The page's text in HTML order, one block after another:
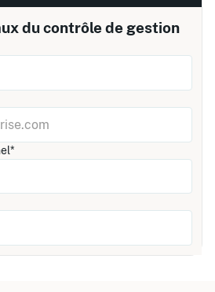
du contrôle de gestion